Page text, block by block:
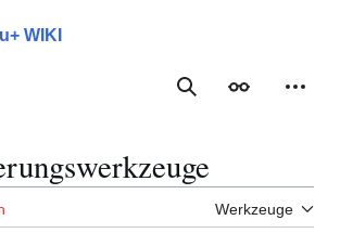
WIKI
Suche
Werkzeuge